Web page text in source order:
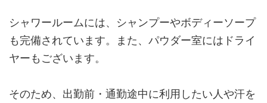
シャワールームには、シャンプーやボディーソープ
も完備されています。また、パウダー室にはドライ
ヤーもございます。
そのため、出勤前・通勤途中に利用したい人や汗を